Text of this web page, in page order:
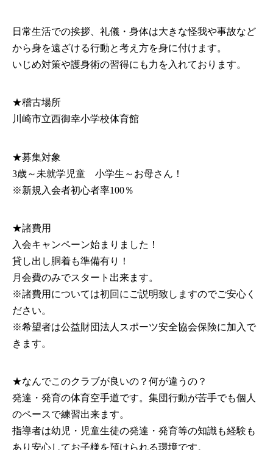
日常生活での挨拶、礼儀・身体は大きな怪我や事故など
から身を遠ざける行動と考え方を身に付けます。
いじめ対策や護身術の習得にも力を入れております。
​★稽古場所
川崎市立西御幸小学校体育館
★募集対象
3歳～未就学児童 小学生～お母さん！
※新規入会者初心者率100％
​★諸費用
入会キャンペーン始まりました！
貸し出し胴着も準備有り！
月会費のみでスタート出来ます。
​※諸費用については初回にご説明致しますのでご安心く
ださい。
​※希望者は公益財団法人スポーツ安全協会保険に加入で
きます。
​★なんでこのクラブが良いの？何が違うの？
発達・発育の体育空手道です。集団行動が苦手でも個人
のペースで練習出来ます。
指導者は幼児・児童生徒の発達・発育等の知識も経験も
あり安心してお子様を預けられる環境です。